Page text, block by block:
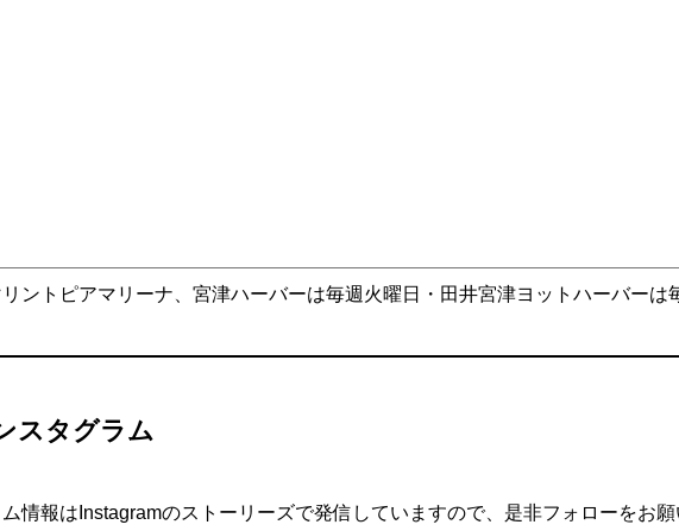
ントピアマリーナ、宮津ハーバーは毎週火曜日・田井宮津ヨットハーバーは
スタグラム
情報はInstagramのストーリーズで発信していますので、是非フォローをお願